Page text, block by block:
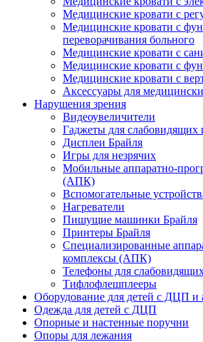
Медицинские кровати с
Медицинские кровати с
переворачивания больного
Медицинские кровати с
Медицинские кровати с
Медицинские кровати с
Аксессуары для
Нарушения зрения
Видеоувеличители
Гаджеты для слабовидящих
Дисплеи Брайля
Игры для незрячих
Мобильные аппаратно-
(АПК)
Вспомогательные
Нагреватели
Пишущие машинки Брайля
Принтеры Брайля
Специализированные
комплексы (АПК)
Телефоны для
Тифлофлешплееры
Оборудование для детей с ДЦП и
Одежда для детей с ДЦП
Опорные и настенные поручни
Опоры для лежания